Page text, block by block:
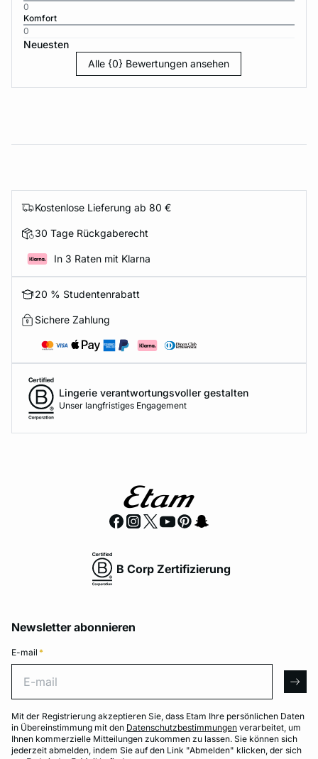
0
Komfort
0
Neuesten
Alle {0} Bewertungen ansehen
Kostenlose Lieferung ab 80 €
30 Tage Rückgaberecht
In 3 Raten mit Klarna
20 % Studentenrabatt
Sichere Zahlung
Lingerie verantwortungsvoller gestalten
Unser langfristiges Engagement
B Corp Zertifizierung
Newsletter abonnieren
E-mail *
Mit der Registrierung akzeptieren Sie, dass Etam Ihre persönlichen Daten
in Übereinstimmung mit den Datenschutzbestimmungen verarbeitet, um
Ihnen kommerzielle Mitteilungen zukommen zu lassen. Sie können sich
jederzeit abmelden, indem Sie auf den Link "Abmelden" klicken, der sich